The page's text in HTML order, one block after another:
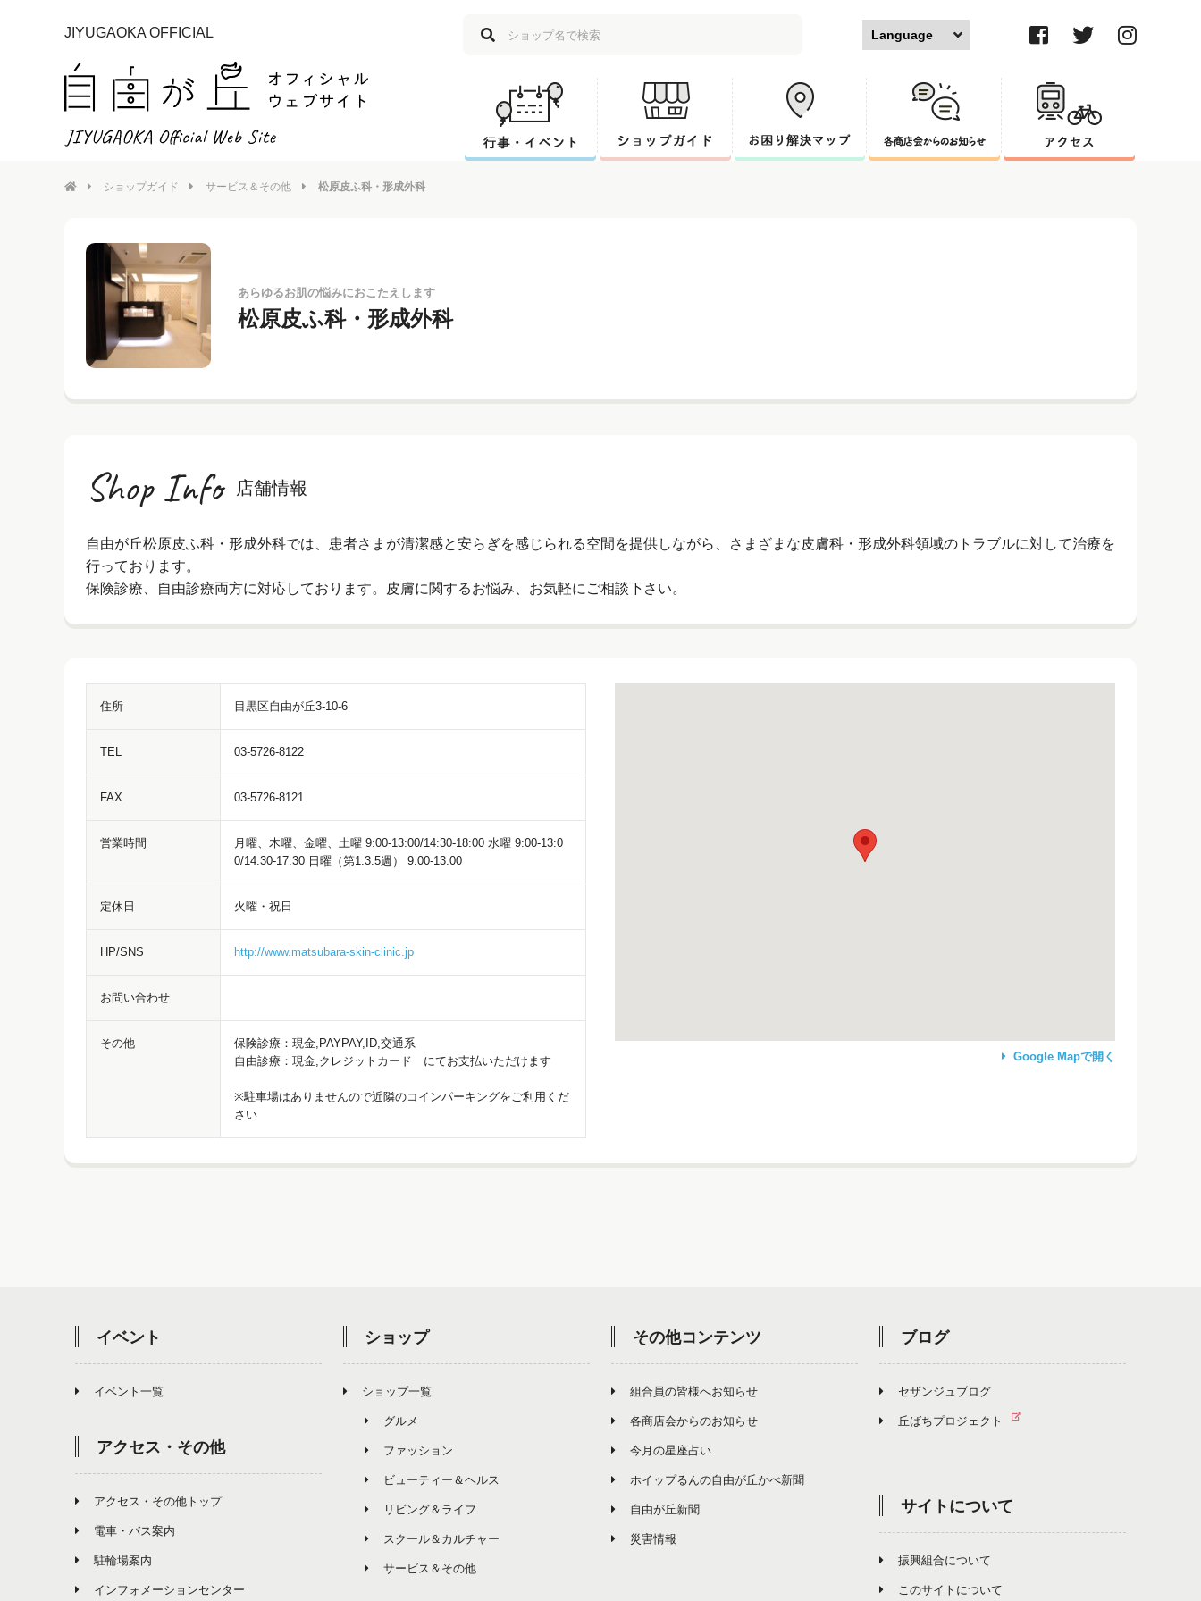
JIYUGAOKA OFFICIAL
ショップガイド サービス＆その他 松原皮ふ科・形成外科
あらゆるお肌の悩みにおこたえします
松原皮ふ科・形成外科
Shop Info 店舗情報
自由が丘松原皮ふ科・形成外科では、患者さまが清潔感と安らぎを感じられる空間を提供しながら、さまざまな皮膚科・形成外科領域のトラブルに対して治療を
行っております。
保険診療、自由診療両方に対応しております。皮膚に関するお悩み、お気軽にご相談下さい。
住所 目黒区自由が丘3-10-6
TEL 03-5726-8122
FAX 03-5726-8121
営業時間
月曜、木曜、金曜、土曜 9:00-13:00/14:30-18:00 水曜 9:00-13:0
0/14:30-17:30 日曜（第1.3.5週） 9:00-13:00
定休日 火曜・祝日
HP/SNS http://www.matsubara-skin-clinic.jp
お問い合わせ
その他
保険診療：現金,PAYPAY,ID,交通系
自由診療：現金,クレジットカード にてお支払いただけます
※駐車場はありませんので近隣のコインパーキングをご利用くだ
さい
Google Mapで開く
イベント
イベント一覧
アクセス・その他
アクセス・その他トップ
電車・バス案内
駐輪場案内
インフォメーションセンター
ショップ
ショップ一覧
グルメ
ファッション
ビューティー＆ヘルス
リビング＆ライフ
スクール＆カルチャー
サービス＆その他
その他コンテンツ
組合員の皆様へお知らせ
各商店会からのお知らせ
今月の星座占い
ホイップるんの自由が丘かべ新聞
自由が丘新聞
災害情報
ブログ
セザンジュブログ
丘ばちプロジェクト
サイトについて
振興組合について
このサイトについて